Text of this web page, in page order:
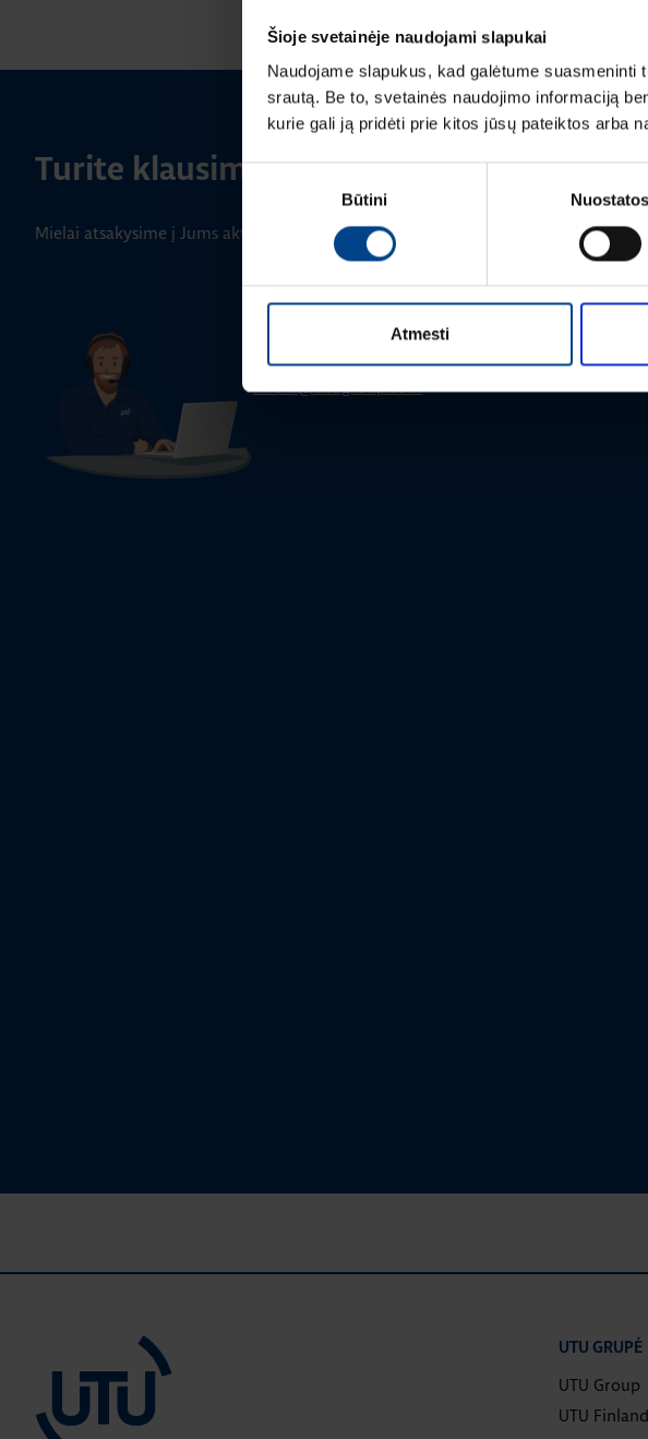
Šioje svetainėje naudojami slapukai
Naudojame slapukus, kad galėtume
srautą. Be to, svetainės naudojimo informaciją
kurie gali ją pridėti prie kitos jūsų pateiktos arba
Būtini Nuostatos
Atmesti
Turite klausimų? Susisiekite
Mielai atsakysime į Jums aktualius klausimus.
BENDRA INFORMACIJA
+370 5 2742827
info.lt@utugroup.com
UTU GRUPĖ
UTU Group
UTU Finland